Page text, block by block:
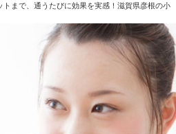
まで、通うたびに効果を実感！滋賀県彦根の小